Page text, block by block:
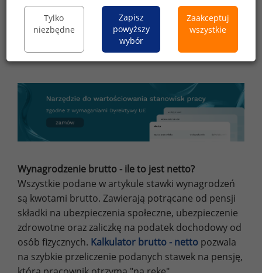
regulaminu kopiowanie, przetwarzanie i
wykorzystywanie tekstów oraz danych portalu w
innych celach niż do użytku osobistego wymaga
pisemnej zgody redakcji.
Wynagrodzenie brutto - ile to jest netto?
Wszystkie podane w artykule stawki wynagrodzeń
są kwotami brutto. Zawierają potrącane od pensji
składki na ubezpieczenia społeczne, ubezpieczenie
zdrowotne oraz zaliczkę na podatek dochodowy od
osób fizycznych. Kalkulator brutto - netto pozwala
na szybkie przeliczenie podanych stawek na pensję,
Tylko
niezbędne
Zapisz
powyższy
wybór
Zaakceptuj
wszystkie